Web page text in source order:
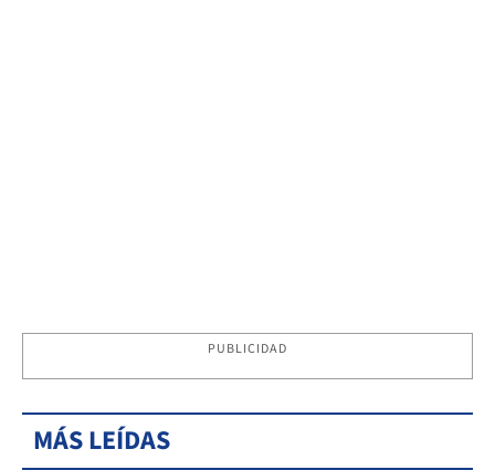
PUBLICIDAD
MÁS LEÍDAS